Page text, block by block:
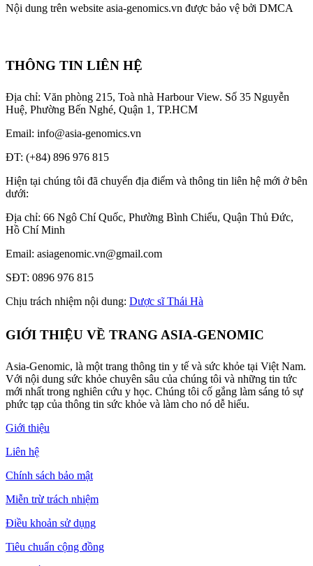
Nội dung trên website asia-genomics.vn được bảo vệ bởi DMCA
THÔNG TIN LIÊN HỆ
Địa chỉ: Văn phòng 215, Toà nhà Harbour View. Số 35 Nguyễn
Huệ, Phường Bến Nghé, Quận 1, TP.HCM
Email: info@asia-genomics.vn
ĐT: (+84) 896 976 815
Hiện tại chúng tôi đã chuyển địa điểm và thông tin liên hệ mới ở bên
dưới:
Địa chỉ: 66 Ngô Chí Quốc, Phường Bình Chiểu, Quận Thủ Đức,
Hồ Chí Minh
Email: asiagenomic.vn@gmail.com
SĐT: 0896 976 815
Chịu trách nhiệm nội dung: Dược sĩ Thái Hà
GIỚI THIỆU VỀ TRANG ASIA-GENOMIC
Asia-Genomic, là một trang thông tin y tế và sức khỏe tại Việt Nam.
Với nội dung sức khỏe chuyên sâu của chúng tôi và những tin tức
mới nhất trong nghiên cứu y học. Chúng tôi cố gắng làm sáng tỏ sự
phức tạp của thông tin sức khỏe và làm cho nó dễ hiểu.
Giới thiệu
Liên hệ
Chính sách bảo mật
Miễn trừ trách nhiệm
Điều khoản sử dụng
Tiêu chuẩn cộng đồng